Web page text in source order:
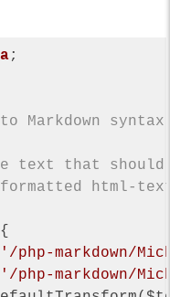
;
Markdown
text that should
html-
{
'/php-markdown/
'/php-markdown/